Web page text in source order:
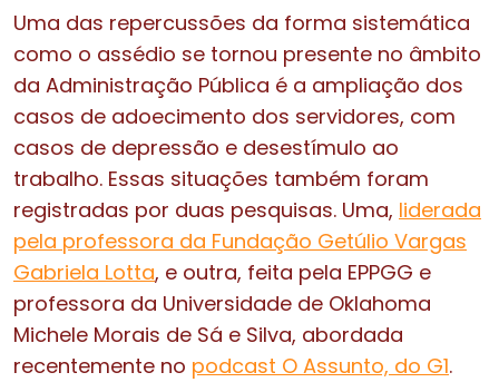
Uma das repercussões da forma sistemática
como o assédio se tornou presente no âmbito
da Administração Pública é a ampliação dos
casos de adoecimento dos servidores, com
casos de depressão e desestímulo ao
trabalho. Essas situações também foram
registradas por duas pesquisas. Uma, liderada
pela professora da Fundação Getúlio Vargas
Gabriela Lotta, e outra, feita pela EPPGG e
professora da Universidade de Oklahoma
Michele Morais de Sá e Silva, abordada
recentemente no podcast O Assunto, do G1.